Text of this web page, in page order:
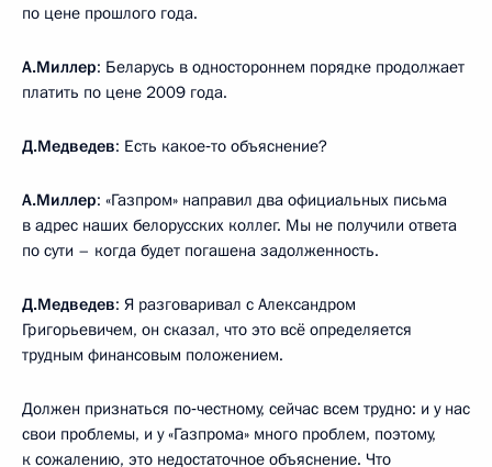
по цене прошлого года.
А.Миллер: Беларусь в одностороннем порядке продолжает
платить по цене 2009 года.
Д.Медведев: Есть какое‑то объяснение?
А.Миллер: «Газпром» направил два официальных письма
в адрес наших белорусских коллег. Мы не получили ответа
по сути – когда будет погашена задолженность.
Д.Медведев: Я разговаривал с Александром
Григорьевичем, он сказал, что это всё определяется
трудным финансовым положением.
Должен признаться по‑честному, сейчас всем трудно: и у нас
свои проблемы, и у «Газпрома» много проблем, поэтому,
к сожалению, это недостаточное объяснение. Что